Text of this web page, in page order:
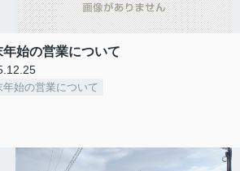
年始の営業について
年始の営業について